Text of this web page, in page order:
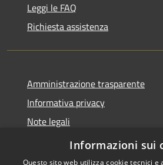
Leggi le FAQ
Richiesta assistenza
Amministrazione trasparente
Informativa privacy
Note legali
Dichiarazione di accessibilità
Informazioni sui
Questo sito web utilizza cookie tecnici